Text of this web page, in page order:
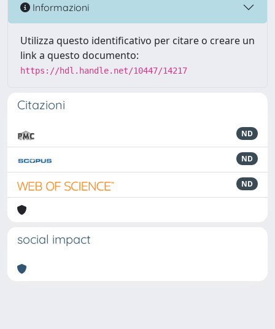
Informazioni
Utilizza questo identificativo per citare o creare un
link a questo documento:
https://hdl.handle.net/10447/14217
Citazioni
ND
ND
ND
social impact